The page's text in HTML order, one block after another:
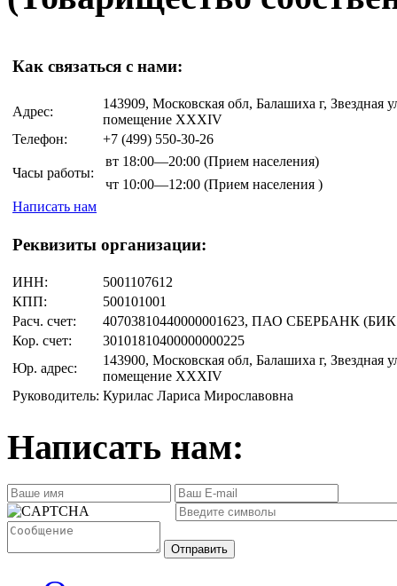
Как связаться с нами:
Адрес:
143909, Московская обл, Балашиха г, Звездная
помещение ХХХIV
Телефон:
+7 (499) 550-30-26
Часы работы:
вт 18:00—20:00 (Прием населения)
чт 10:00—12:00 (Прием населения )
Написать нам
Реквизиты организации:
ИНН:
5001107612
КПП:
500101001
Расч. счет:
40703810440000001623, ПАО СБЕРБАНК (БИК
Кор. счет:
30101810400000000225
Юр. адрес:
143900, Московская обл, Балашиха г, Звездная
помещение ХХХIV
Руководитель: Курилас Лариса Мирославовна
Написать нам:
Отправить